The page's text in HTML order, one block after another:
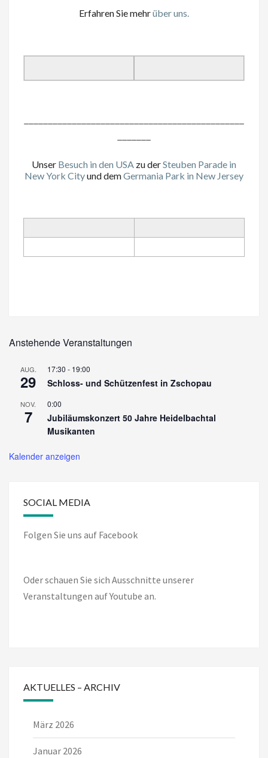
Erfahren Sie mehrüber uns.
Unser Besuch in den USA zu derSteuben Parade in
New York Cityund demGermania Park in New Jersey
Anstehende Veranstaltungen
AUG.
29
17:30 - 19:00
Schloss- und Schützenfest in Zschopau
NOV.
7
0:00
Jubiläumskonzert 50 Jahre Heidelbachtal
Musikanten
Kalender anzeigen
SOCIAL MEDIA
Folgen Sie uns auf Facebook
Oder schauen Sie sich Ausschnitte unserer
Veranstaltungen auf Youtube an.
AKTUELLES – ARCHIV
März 2026
Januar 2026